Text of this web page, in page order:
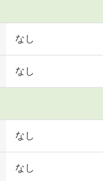
なし
なし
なし
なし